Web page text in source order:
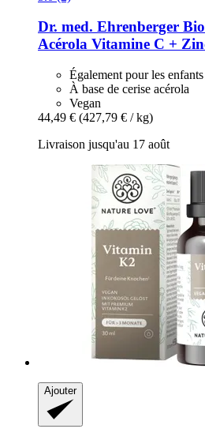
Dr. med. Ehrenberger
Acérola Vitamine C +
Également pour les
À base de cerise acérola
Vegan
44,49 € (427,79 € / kg)
Livraison jusqu'au 17 août
Ajouter